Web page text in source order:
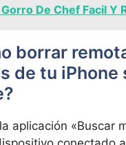
De Chef Facil Y
borrar
de tu iPhone
aplicación «Buscar​